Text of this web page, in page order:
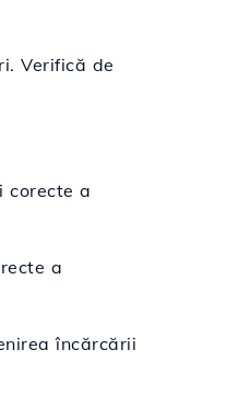
Verifică de
corecte a
a
încărcării